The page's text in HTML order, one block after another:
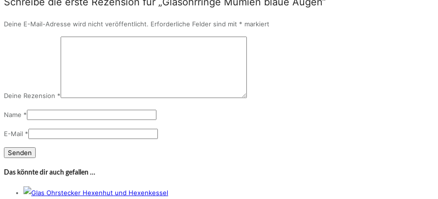
Deine E-Mail-Adresse wird nicht veröffentlicht. Erforderliche Felder sind mit * markiert
Deine Rezension *
Name *
E-Mail *
Das könnte dir auch gefallen …